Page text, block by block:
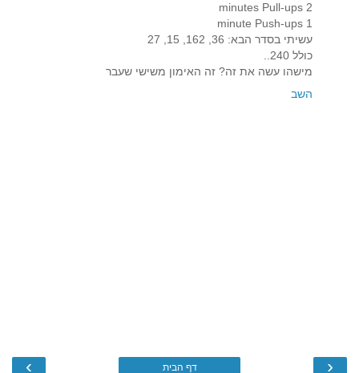
2 minutes Pull-ups
1 minute Push-ups
עשיתי בסדר הבא: 36, 162, 15, 27
כולל 240..
מישהו עשה את זה? זה האימון משישי שעבר
השב
‹
› דף הבית